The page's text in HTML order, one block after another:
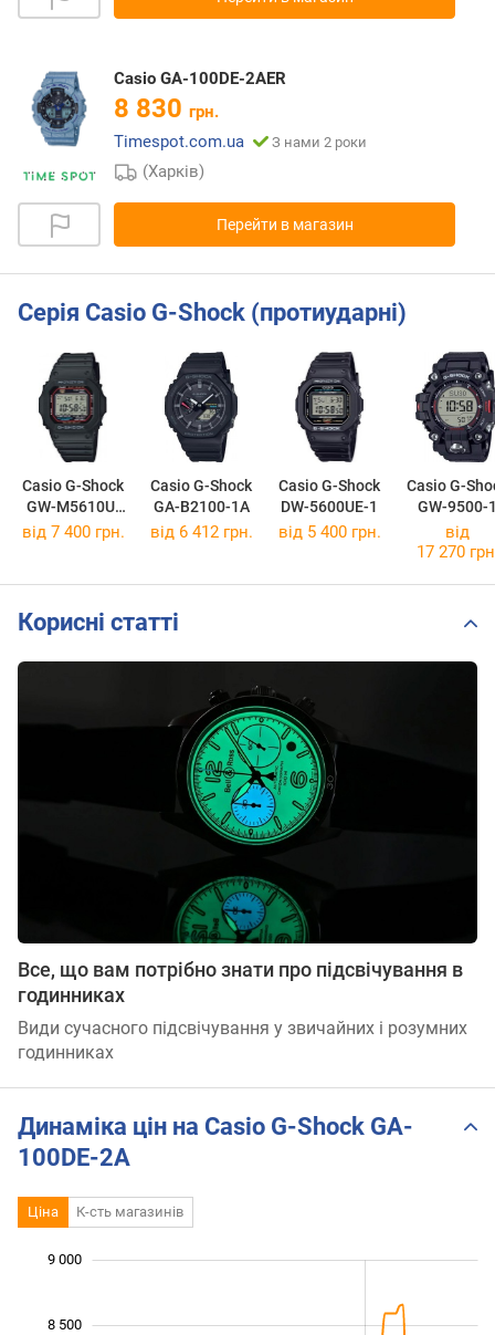
Casio GA-100DE-2AER
8 830 грн.
Timespot.com.ua
З нами 2 роки
(Харків)
Перейти в магазин
Серія Casio G-Shock (протиударні)
Casio G-Shock
GW-M5610U-
1E
Casio G-Shock
GA-B2100-1A
Casio G-Shock
DW-5600UE-1
Casio G-
GW-9500-
від 7 400 грн. від 6 412 грн. від 5 400 грн.
від
17 270
Корисні статті
Все, що вам потрібно знати про підсвічування в
годинниках
Види сучасного підсвічування у звичайних і розумних
годинниках
Динаміка цін на Casio G-Shock GA-
100DE-2A
Ціна К-сть магазинів
8 500
9 000